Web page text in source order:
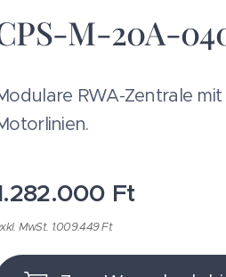
M-20A-
RWA-Zentrale mit
Ft
MwSt. 1.009.449 Ft